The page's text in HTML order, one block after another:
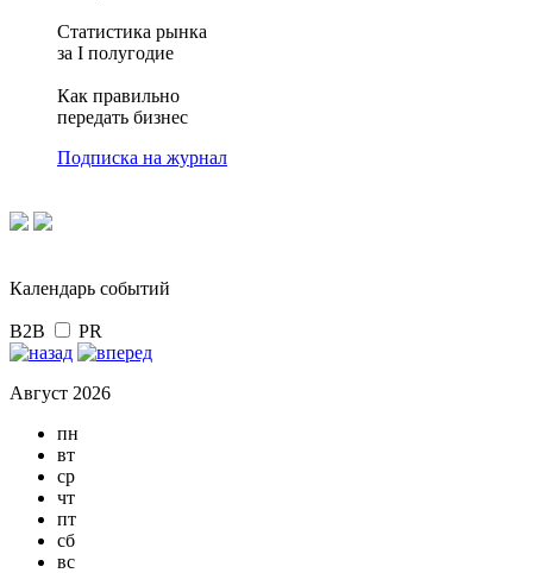
Статистика рынка
за I полугодие
Как правильно
передать бизнес
Подписка на журнал
Календарь событий
B2B PR
Август 2026
пн
вт
ср
чт
пт
сб
вс